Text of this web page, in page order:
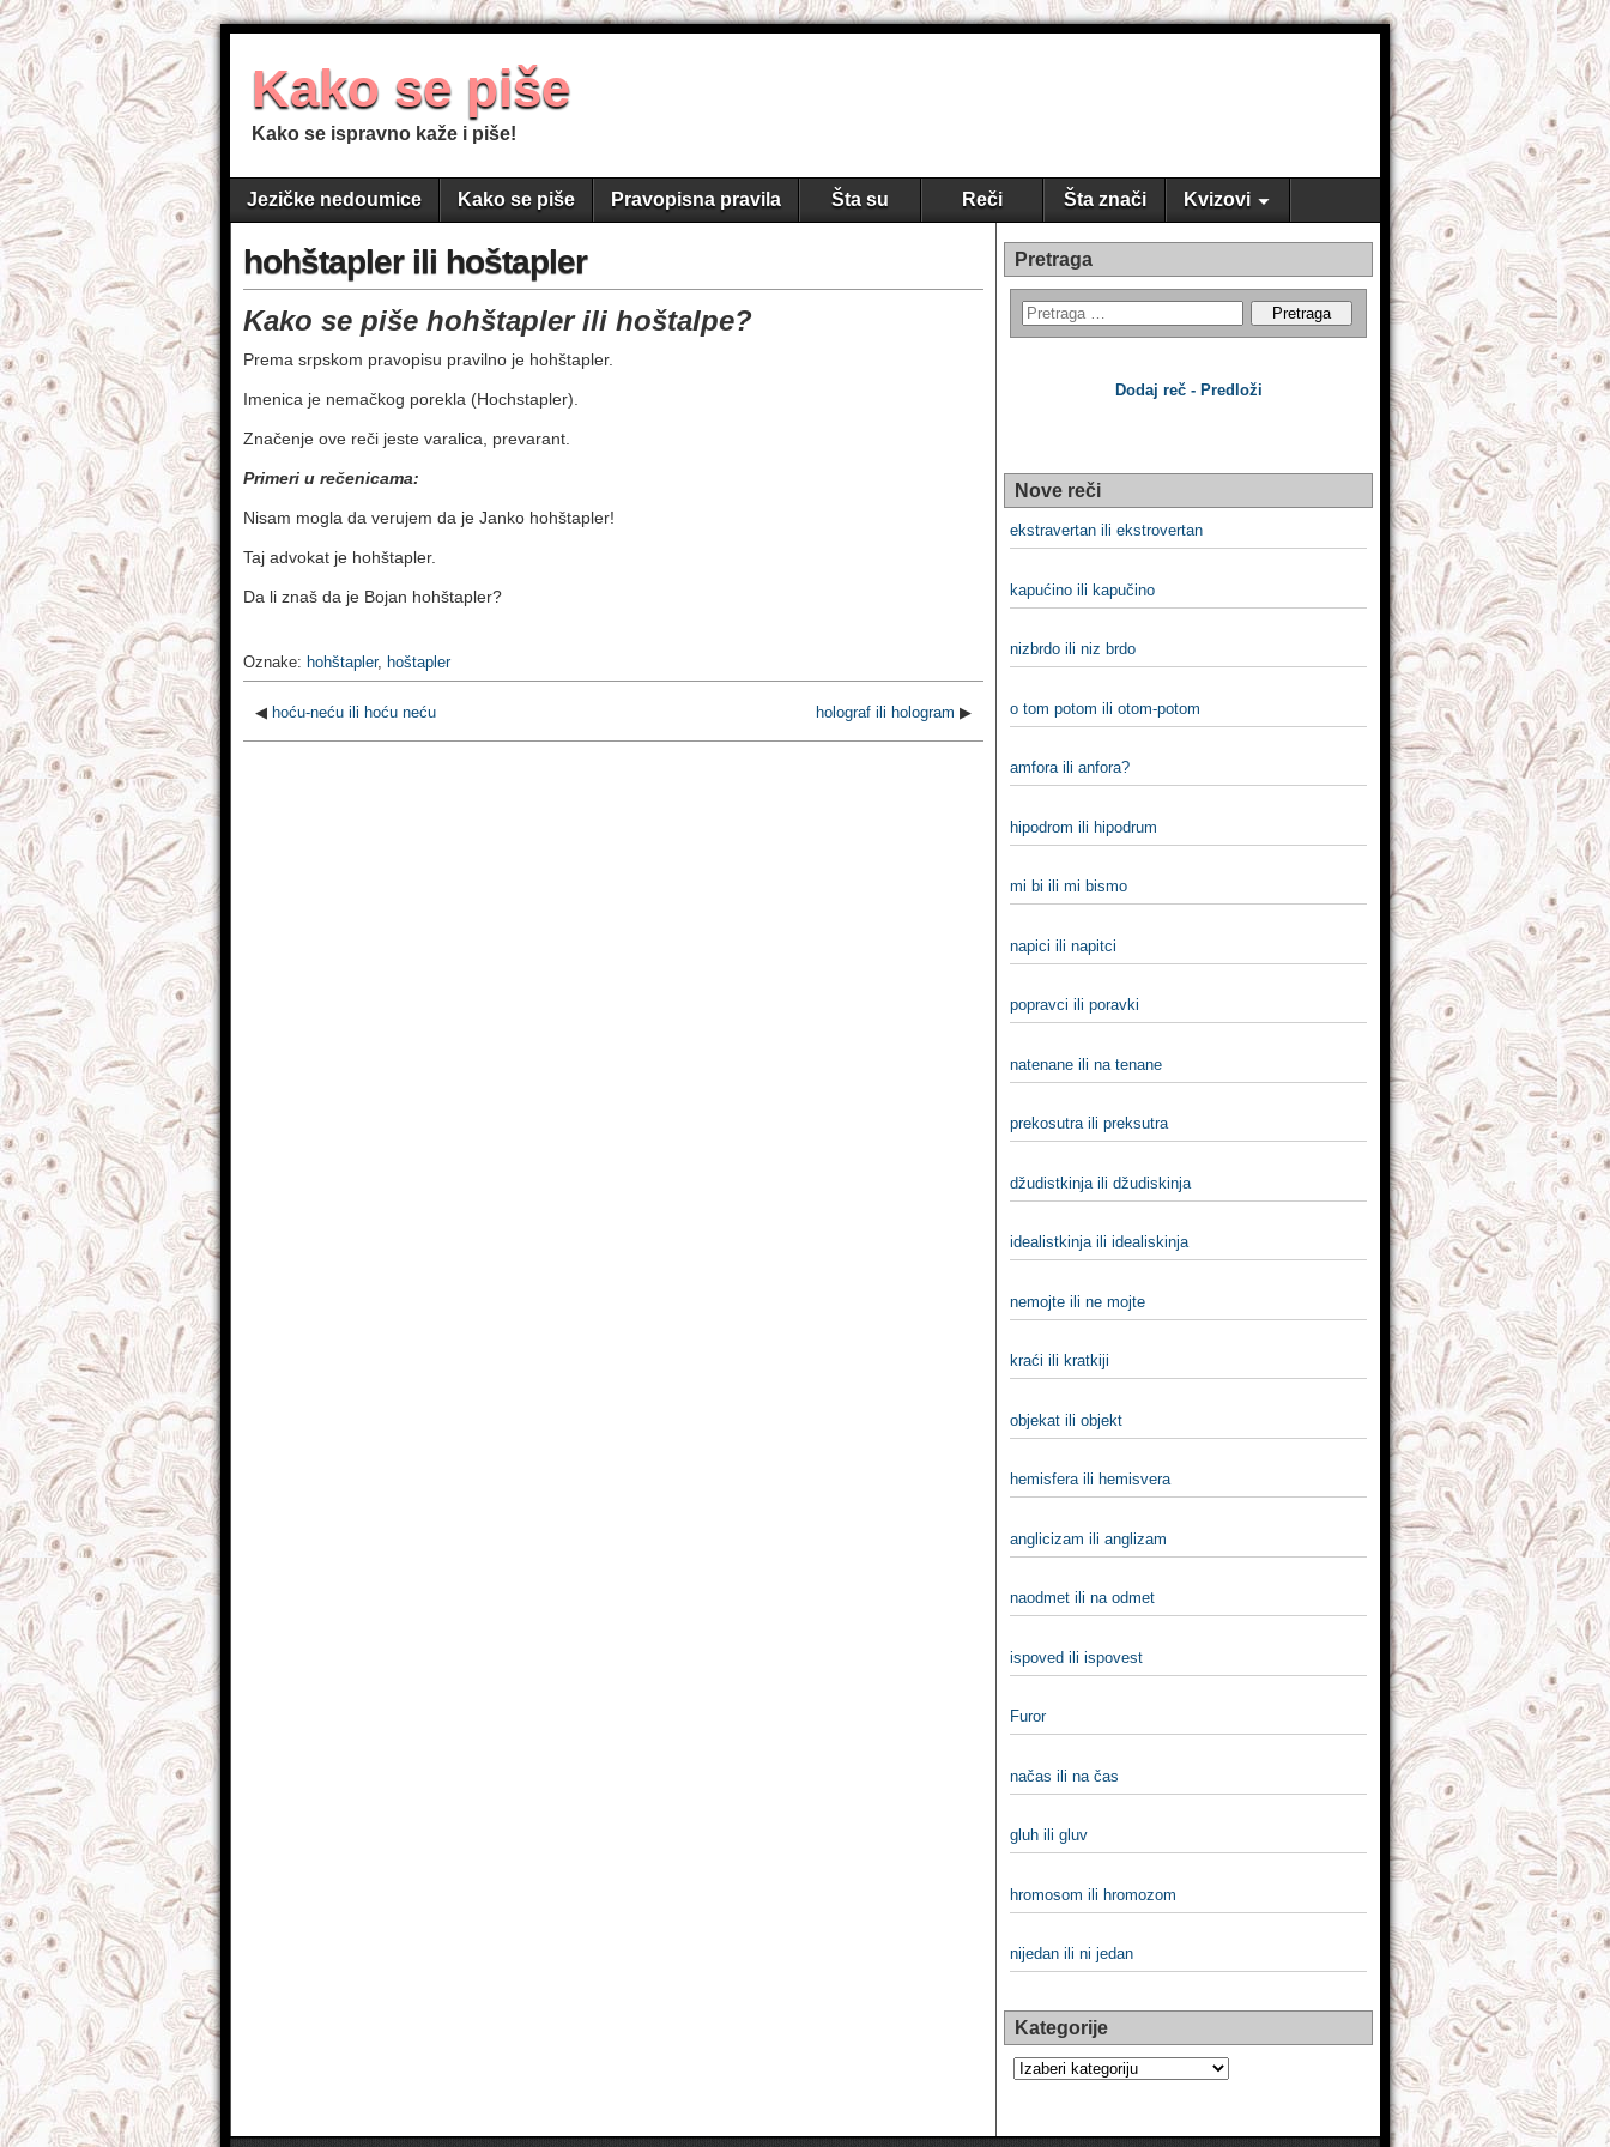
Kako se piše
Kako se ispravno kaže i piše!
Jezičke nedoumice Kako se piše Pravopisna pravila Šta su Reči Šta znači Kvizovi
hohštapler ili hoštapler
Kako se piše hohštapler ili hoštalpe?
Prema srpskom pravopisu pravilno je hohštapler.
Imenica je nemačkog porekla (Hochstapler).
Značenje ove reči jeste varalica, prevarant.
Primeri u rečenicama:
Nisam mogla da verujem da je Janko hohštapler!
Taj advokat je hohštapler.
Da li znaš da je Bojan hohštapler?
Oznake: hohštapler, hoštapler
◀ hoću-neću ili hoću neću holograf ili hologram ▶
Pretraga
Dodaj reč - Predloži
Nove reči
ekstravertan ili ekstrovertan
kapućino ili kapučino
nizbrdo ili niz brdo
o tom potom ili otom-potom
amfora ili anfora?
hipodrom ili hipodrum
mi bi ili mi bismo
napici ili napitci
popravci ili poravki
natenane ili na tenane
prekosutra ili preksutra
džudistkinja ili džudiskinja
idealistkinja ili idealiskinja
nemojte ili ne mojte
kraći ili kratkiji
objekat ili objekt
hemisfera ili hemisvera
anglicizam ili anglizam
naodmet ili na odmet
ispoved ili ispovest
Furor
načas ili na čas
gluh ili gluv
hromosom ili hromozom
nijedan ili ni jedan
Kategorije
Kategorije